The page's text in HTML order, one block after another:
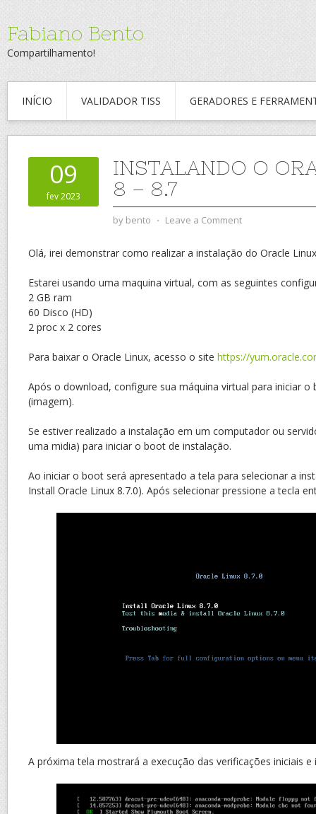
Fabiano Bento
Compartilhamento!
INÍCIO VALIDADOR TISS GERADORES E
09
fev 2023
INSTALANDO O
8 – 8.7
by bento ⋅ Leave a Comment
Olá, irei demonstrar como realizar a instalação do Oracle
Estarei usando uma maquina virtual, com as seguintes
2 GB ram
60 Disco (HD)
2 proc x 2 cores
Para baixar o Oracle Linux, acesso o site https://
Após o download, configure sua máquina virtual para iniciar o
(imagem).
Se estiver realizado a instalação em um computador ou
uma midia) para iniciar o boot de instalação.
Ao iniciar o boot será apresentado a tela para selecionar a
Install Oracle Linux 8.7.0). Após selecionar pressione a tecla
A próxima tela mostrará a execução das verificações iniciais e